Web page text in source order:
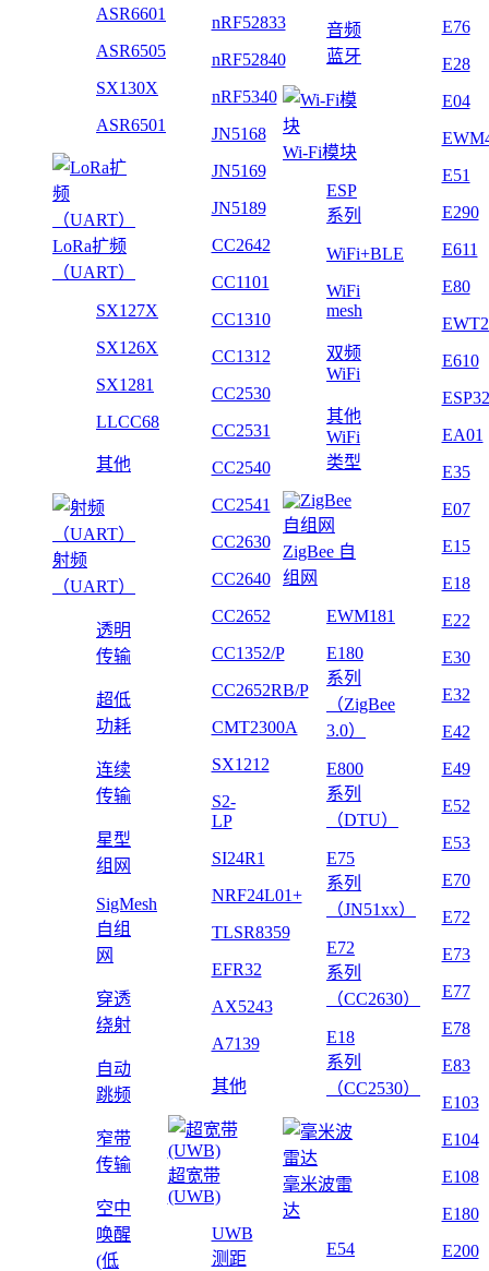
ASR6601
ASR6505
SX130X
ASR6501
LoRa扩频
（UART）
SX127X
SX126X
SX1281
LLCC68
其他
射频
（UART）
透明
传输
超低
功耗
连续
传输
星型
组网
SigMesh
自组
网
穿透
绕射
自动
跳频
窄带
传输
空中
唤醒
(低
nRF52833
nRF52840
nRF5340
JN5168
JN5169
JN5189
CC2642
CC1101
CC1310
CC1312
CC2530
CC2531
CC2540
CC2541
CC2630
CC2640
CC2652
CC1352/P
CC2652RB/P
CMT2300A
SX1212
S2-
LP
SI24R1
NRF24L01+
TLSR8359
EFR32
AX5243
A7139
其他
超宽带
(UWB)
UWB
测距
音频
蓝牙
Wi-Fi模块
ESP
系列
WiFi+BLE
WiFi
mesh
双频
WiFi
其他
WiFi
类型
ZigBee 自
组网
EWM181
E180
系列
（ZigBee
3.0）
E800
系列
（DTU）
E75
系列
（JN51xx）
E72
系列
（CC2630）
E18
系列
（CC2530）
毫米波雷
达
E54
E76
E28
E04
E51
E290
E611
E80
E610
ESP32
EA01
E35
E07
E15
E18
E22
E30
E32
E42
E49
E52
E53
E70
E72
E73
E77
E78
E83
E103
E104
E108
E180
E200